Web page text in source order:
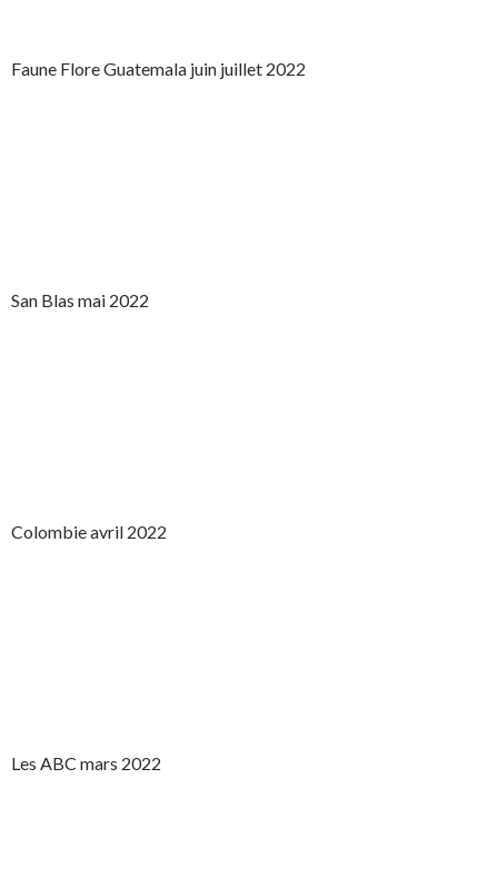
Faune Flore Guatemala juin juillet 2022
San Blas mai 2022
Colombie avril 2022
Les ABC mars 2022